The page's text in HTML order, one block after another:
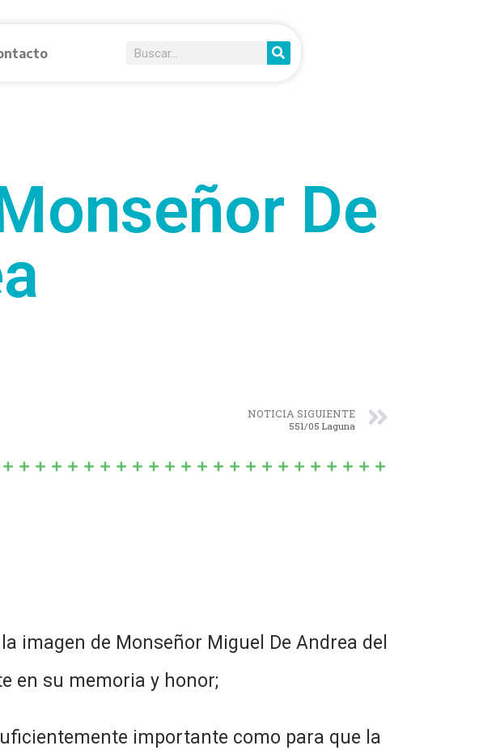
De
NOTICIA SIGUIENTE
551/05 Laguna
imagen de Monseñor Miguel De Andrea del
en su memoria y honor;
importante como para que la